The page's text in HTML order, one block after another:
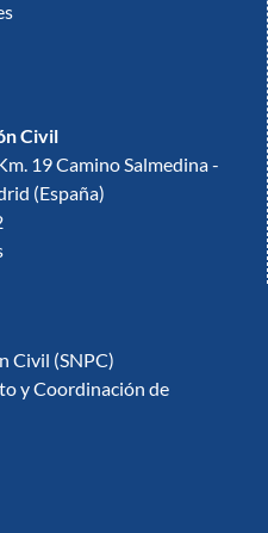
Civil
19 Camino Salmedina -
(España)
Civil (SNPC)
y Coordinación de